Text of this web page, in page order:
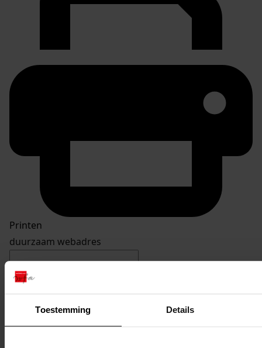
Toestemming Details
Printen
duurzaam webadres
Inventaris
Inv. nrs. 1201-1300